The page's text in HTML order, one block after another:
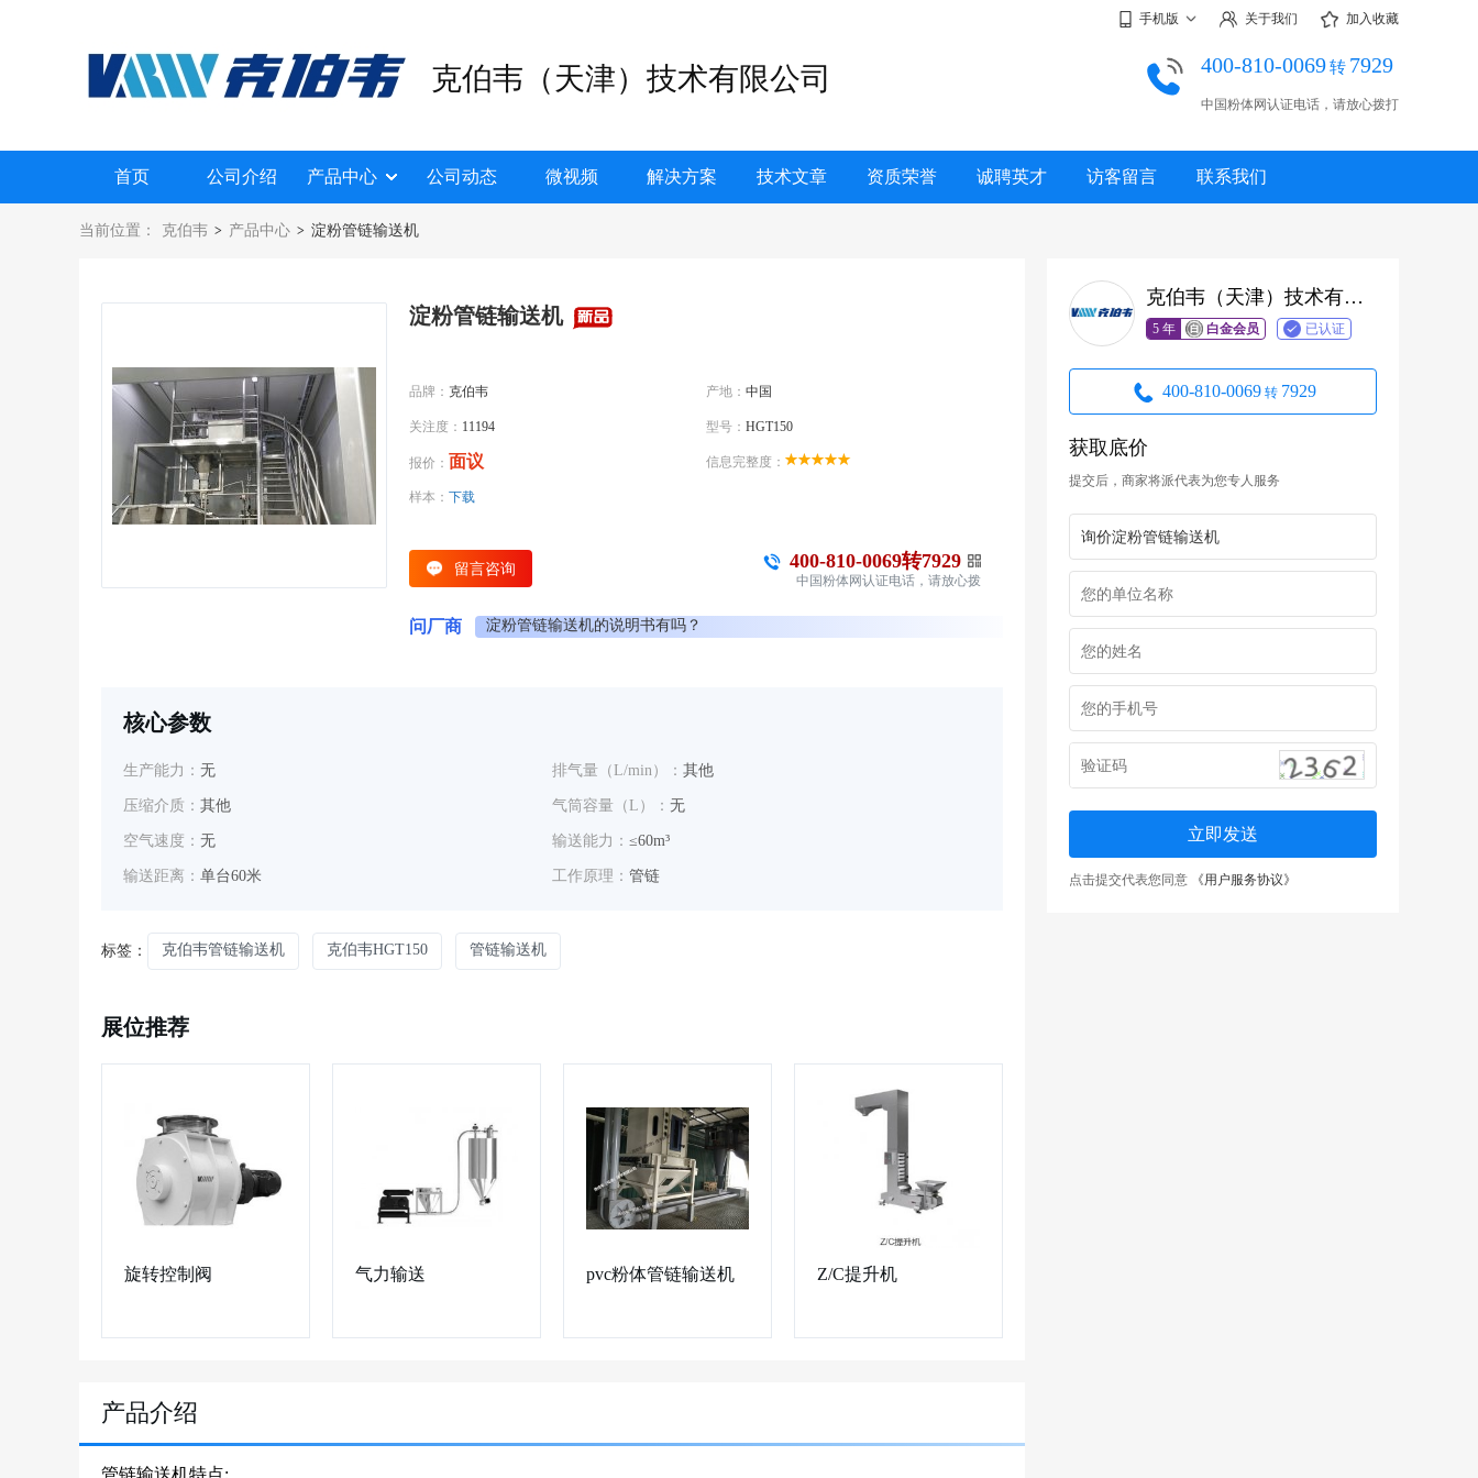
手机版 关于我们 加入收藏
克伯韦（天津）技术有限公司 400-810-0069转 7929
中国粉体网认证电话，请放心拨打
首页 公司介绍 产品中心 公司动态 微视频 解决方案 技术文章 资质荣誉 诚聘英才 访客留言 联系我们
克伯韦（天津）技术有限公司
5 年 白金会员 已认证
400-810-0069 转 7929
获取底价
提交后，商家将派代表为您专人服务
立即发送
点击提交代表您同意 《用户服务协议》
当前位置： 克伯韦 > 产品中心 > 淀粉管链输送机
淀粉管链输送机
品牌： 克伯韦 产地： 中国
关注度： 11194 型号： HGT150
报价： 面议 信息完整度：
样本： 下载
留言咨询 400-810-0069转7929
中国粉体网认证电话，请放心拨
问厂商
淀粉管链输送机的使用方法？
淀粉管链输送机多少钱一台？
淀粉管链输送机的说明书有吗？
核心参数
生产能力： 无 排气量（L/min）： 其他
压缩介质： 其他 气筒容量（L）： 无
空气速度： 无 输送能力： ≤60m³
输送距离： 单台60米 工作原理： 管链
标签： 克伯韦管链输送机 克伯韦HGT150 管链输送机
展位推荐
旋转控制阀 气力输送 pvc粉体管链输送机 Z/C提升机
产品介绍
管链输送机特点: